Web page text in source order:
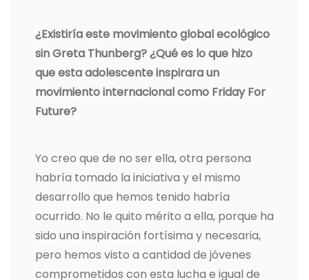
¿Existiría este movimiento global ecológico
sin Greta Thunberg? ¿Qué es lo que hizo
que esta adolescente inspirara un
movimiento internacional como Friday For
Future?
Yo creo que de no ser ella, otra persona
habría tomado la iniciativa y el mismo
desarrollo que hemos tenido habría
ocurrido. No le quito mérito a ella, porque ha
sido una inspiración fortísima y necesaria,
pero hemos visto a cantidad de jóvenes
comprometidos con esta lucha e igual de